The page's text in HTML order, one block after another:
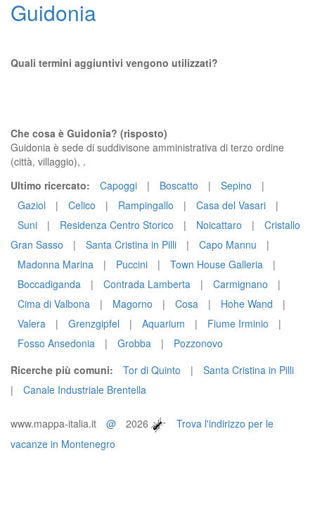
Guidonia
Quali termini aggiuntivi vengono utilizzati?
Che cosa è Guidonia? (risposto)
Guidonia è sede di suddivisone amministrativa di terzo ordine
(città, villaggio), .
Ultimo ricercato:
Capoggi | Boscatto | Sepino
|
Gaziol
| Celico | Rampingallo | Casa del Vasari
|
Suni
| Residenza Centro Storico | Noicattaro |
Cristallo
Gran Sasso
| Santa Cristina in Pilli | Capo Mannu
|
Madonna Marina
| Puccini | Town House Galleria
|
Boccadiganda
| Contrada Lamberta | Carmignano
|
Cima di Valbona
| Magorno | Cosa | Hohe Wand
|
Valera
| Grenzgipfel | Aquarium | Fiume Irminio
|
Fosso Ansedonia
| Grobba |
Pozzonovo
Ricerche più comuni:
Tor di Quinto |
Santa Cristina in Pilli
|
Canale Industriale Brentella
www.mappa-italia.it @ 2026
Trova l'indirizzo per le
vacanze in Montenegro